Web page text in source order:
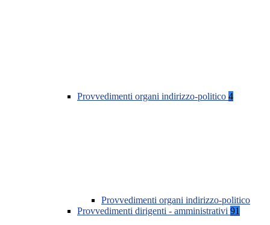
Provvedimenti organi indirizzo-politico 4
Provvedimenti organi indirizzo-politico
Provvedimenti dirigenti - amministrativi 91